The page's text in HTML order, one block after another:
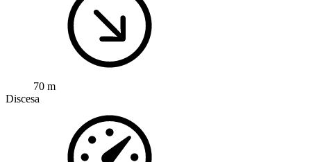
70 m
Discesa